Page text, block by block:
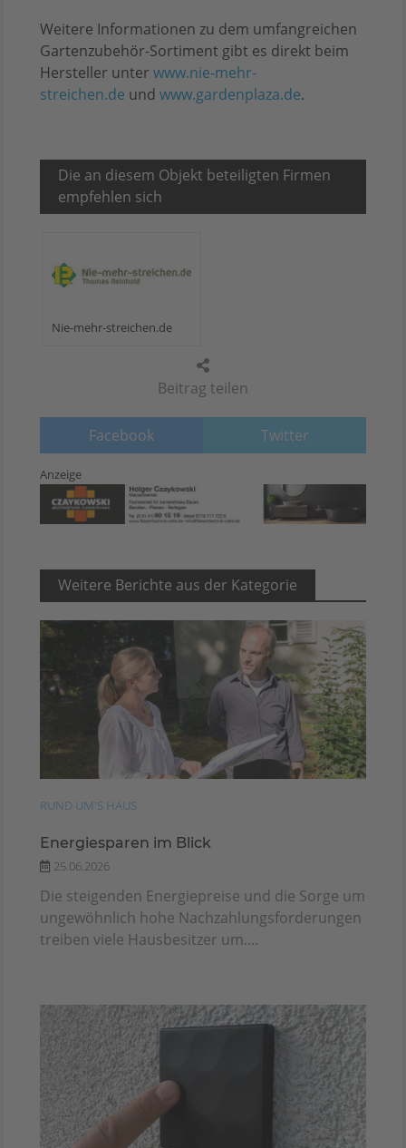
Beitrag teilen
Facebook Twitter
Weitere Informationen zu dem umfangreichen
Gartenzubehör-Sortiment gibt es direkt beim
Hersteller unter www.nie-mehr-
streichen.de und www.gardenplaza.de.
Die an diesem Objekt beteiligten Firmen
empfehlen sich
Nie-mehr-streichen.de
Anzeige
Weitere Berichte aus der Kategorie
RUND UM'S HAUS
Energiesparen im Blick
25.06.2026
Die steigenden Energiepreise und die Sorge um
ungewöhnlich hohe Nachzahlungsforderungen
treiben viele Hausbesitzer um....